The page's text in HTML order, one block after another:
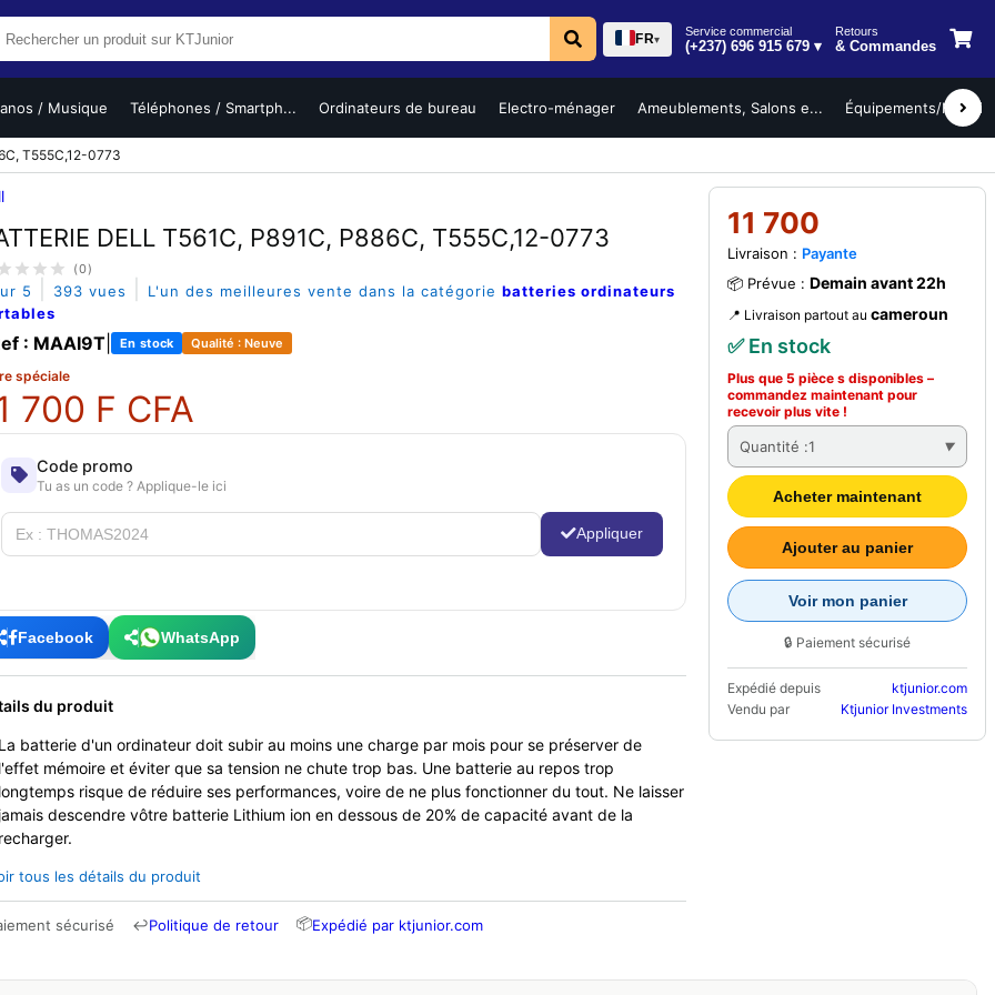
FR▾
Service commercial
(+237) 696 915 679 ▾
Retours
& Commandes
/ Musique Téléphones / Smartph... Ordinateurs de bureau Electro-ménager Ameublements, Salons e... Équipements/
T555C,12-0773
DELL T561C, P891C, P886C, T555C,12-0773
(0)
5 393 vues L'un des meilleures vente dans la catégorie batteries ordinateurs
: MAAI9T En stock Qualité : Neuve
spéciale
700 F CFA
Code promo
Tu as un code ? Applique-le ici
Appliquer
Facebook WhatsApp
du produit
La batterie d'un ordinateur doit subir au moins une charge par mois pour se préserver de
l'effet mémoire et éviter que sa tension ne chute trop bas. Une batterie au repos trop
longtemps risque de réduire ses performances, voire de ne plus fonctionner du tout. Ne laisser
jamais descendre vôtre batterie Lithium ion en dessous de 20% de capacité avant de la
recharger.
tous les détails du produit
sécurisé ↩Politique de retour 📦Expédié par ktjunior.com
11 700
Livraison : Payante
📦 Prévue : Demain avant 22h
📍 Livraison partout au cameroun
✅ En stock
Plus que 5 pièce s disponibles –
commandez maintenant pour
recevoir plus vite !
Quantité :1
Acheter maintenant
Ajouter au panier
Voir mon panier
🔒 Paiement sécurisé
Expédié depuis
ktjunior.com
Vendu par
Ktjunior Investments